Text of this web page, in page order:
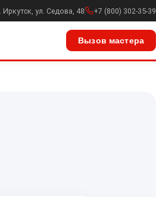
Иркутск, ул. Седова, 48 +7 (800) 302-35-39
Вызов мастера